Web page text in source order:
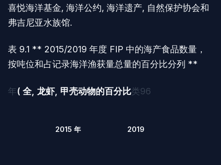
喜悦海洋基金, 海洋公约, 海洋遗产, 自然保护协会和
弗吉尼亚水族馆.
表 9.1 ** 2015/2019 年度 FIP 中的海产食品数量，
按吨位和占记录海洋渔获量总量的百分比分列 **
年( 全, 龙虾, 甲壳动物的百分比类96
2015 年 2019